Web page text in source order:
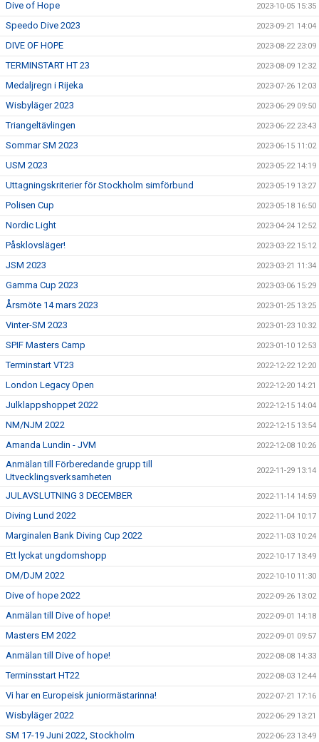
Dive of Hope 2023-10-05 15:35
Speedo Dive 2023 2023-09-21 14:04
DIVE OF HOPE 2023-08-22 23:09
TERMINSTART HT 23 2023-08-09 12:32
Medaljregn i Rijeka 2023-07-26 12:03
Wisbyläger 2023 2023-06-29 09:50
Triangeltävlingen 2023-06-22 23:43
Sommar SM 2023 2023-06-15 11:02
USM 2023 2023-05-22 14:19
Uttagningskriterier för Stockholm simförbund 2023-05-19 13:27
Polisen Cup 2023-05-18 16:50
Nordic Light 2023-04-24 12:52
Påsklovsläger! 2023-03-22 15:12
JSM 2023 2023-03-21 11:34
Gamma Cup 2023 2023-03-06 15:29
Årsmöte 14 mars 2023 2023-01-25 13:25
Vinter-SM 2023 2023-01-23 10:32
SPIF Masters Camp 2023-01-10 12:53
Terminstart VT23 2022-12-22 12:20
London Legacy Open 2022-12-20 14:21
Julklappshoppet 2022 2022-12-15 14:04
NM/NJM 2022 2022-12-15 13:54
Amanda Lundin - JVM 2022-12-08 10:26
Anmälan till Förberedande grupp till
Utvecklingsverksamheten
2022-11-29 13:14
JULAVSLUTNING 3 DECEMBER 2022-11-14 14:59
Diving Lund 2022 2022-11-04 10:17
Marginalen Bank Diving Cup 2022 2022-11-03 10:24
Ett lyckat ungdomshopp 2022-10-17 13:49
DM/DJM 2022 2022-10-10 11:30
Dive of hope 2022 2022-09-26 13:02
Anmälan till Dive of hope! 2022-09-01 14:18
Masters EM 2022 2022-09-01 09:57
Anmälan till Dive of hope! 2022-08-08 14:33
Terminsstart HT22 2022-08-03 12:44
Vi har en Europeisk juniormästarinna! 2022-07-21 17:16
Wisbyläger 2022 2022-06-29 13:21
SM 17-19 Juni 2022, Stockholm 2022-06-23 13:49